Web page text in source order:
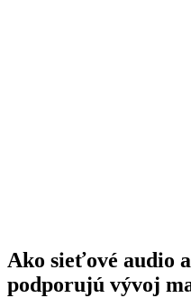
Ako sieťové audio
podporujú vývoj